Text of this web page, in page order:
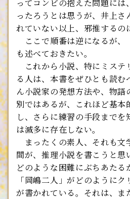
ってコンビの抱えた問題には
ったろうとは思うが、井上
れていない以上、邪推するの
ここで順番は逆になるが、
も述べておきたい。
これから小説、特にミステ
る人は、本書をぜひとも読む
ん小説家の発想方法や、物語
別ではあるが、これほど基本
し、さらに練習の手段まで
は滅多に存在しない。
まったくの素人、それも文
間が、推理小説を書こうと思
どのような困難にぶちあたる
「岡嶋二人」がどのように
が書かれている。それは、ま